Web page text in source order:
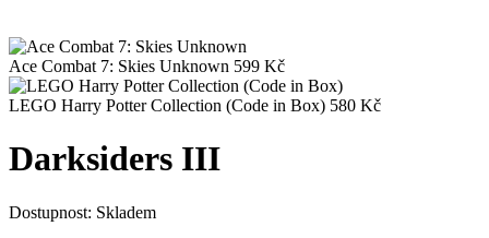
Ace Combat 7: Skies Unknown 599 Kč
LEGO Harry Potter Collection (Code in Box) 580 Kč
Darksiders III
Dostupnost: Skladem